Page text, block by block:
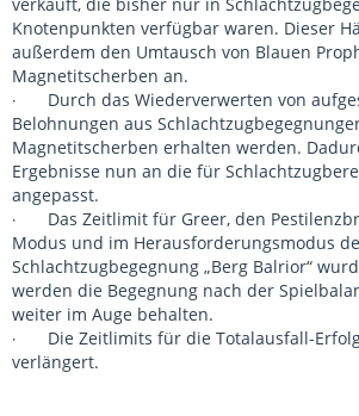
Knotenpunkten verfügbar waren. Dieser
außerdem den Umtausch von Blauen
Magnetitscherben an.
·
Durch das Wiederverwerten von
Belohnungen aus
Magnetitscherben erhalten werden.
Ergebnisse nun an die für
angepasst.
·
Das Zeitlimit für Greer, den
Modus und im Herausforderungsmodus
Schlachtzugbegegnung „Berg Balrior“
werden die Begegnung nach der
weiter im Auge behalten.
·
Die Zeitlimits für die Totalausfall-
verlängert.